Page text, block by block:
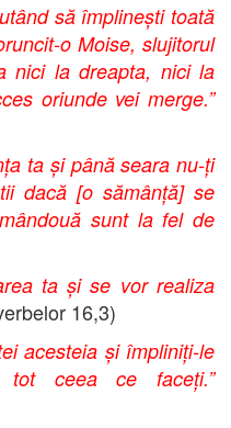
să împlinești toată
o Moise, slujitorul
nici la dreapta, nici la
oriunde vei merge.”
ta și până seara nu-ți
dacă [o sămânță] se
sunt la fel de
ta și se vor realiza
16,3)
acesteia și împliniți-le
ceea ce faceți.”